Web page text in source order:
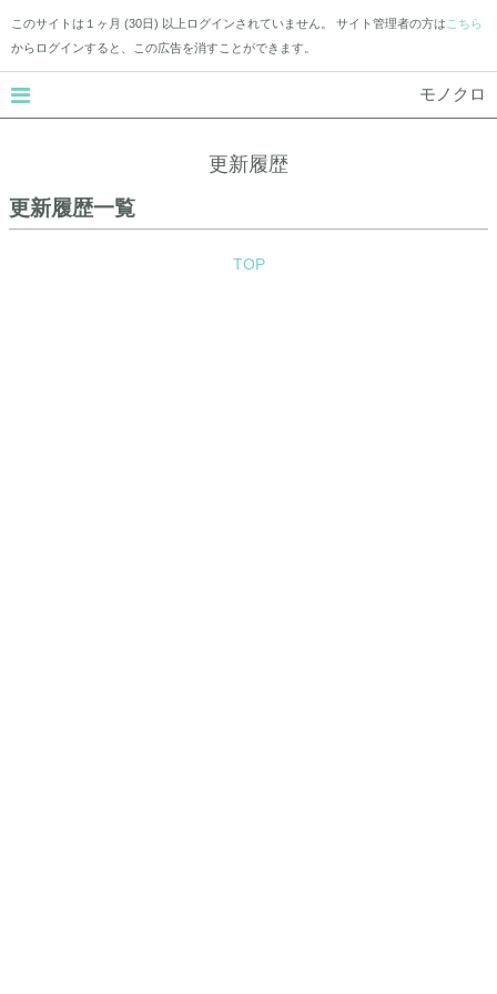
このサイトは１ヶ月 (30日) 以上ログインされていません。 サイト管理者の方は こちら
からログインすると、この広告を消すことができます。
モノクロ
更新履歴
更新履歴一覧
TOP